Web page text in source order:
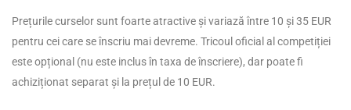
Prețurile curselor sunt foarte atractive și variază între 10 și 35 EUR
pentru cei care se înscriu mai devreme. Tricoul oficial al competiției
este opțional (nu este inclus în taxa de înscriere), dar poate fi
achiziționat separat și la prețul de 10 EUR.